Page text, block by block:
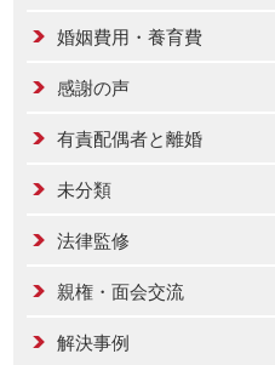
婚姻費用・養育費
感謝の声
有責配偶者と離婚
未分類
法律監修
親権・面会交流
解決事例